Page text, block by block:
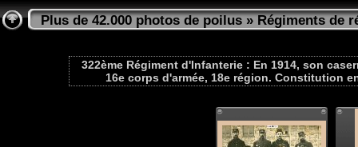
Plus de 42.000 photos de poilus»Régiments de
322ème Régiment d'Infanterie : En 1914, son
16e corps d'armée, 18e région. Constitution